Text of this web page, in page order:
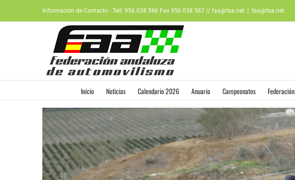
contenido
Información de Contacto - Telf. 956 038 586 Fax 956 038 587 // faa@faa.net faa@faa.net
Inicio Noticias Calendario 2026 Anuario Campeonatos Federación
Ver
imagen
más
grande